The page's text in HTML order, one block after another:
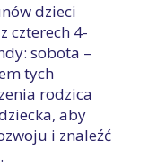
dzieci
czterech 4-
sobota –
tych
rodzica
aby
i znaleźć